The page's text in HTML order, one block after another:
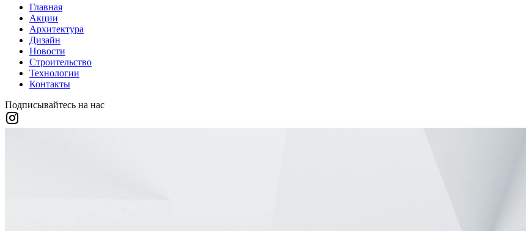
Главная
Акции
Архитектура
Дизайн
Новости
Строительство
Технологии
Контакты
Подписывайтесь на нас